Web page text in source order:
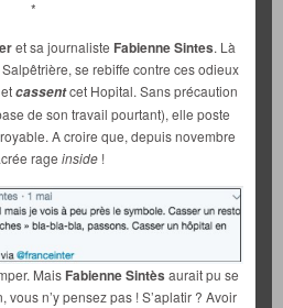
*
et sa journaliste Fabienne Sintes. Là
se rebiffe contre ces odieux
cassentcet Hopital. Sans précaution
de son travail pourtant), elle poste
A croire que, depuis novembre
rage inside !
Mais Fabienne Sintès aurait pu se
vous n’y pensez pas ! S’aplatir ? Avoir